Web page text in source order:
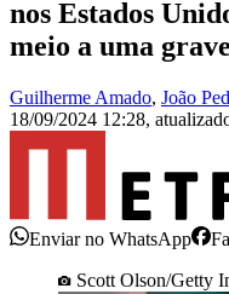
nos Estados
meio a uma
Guilherme Amado, João
18/09/2024 12:28,
Enviar no WhatsApp
Scott Olson/Getty